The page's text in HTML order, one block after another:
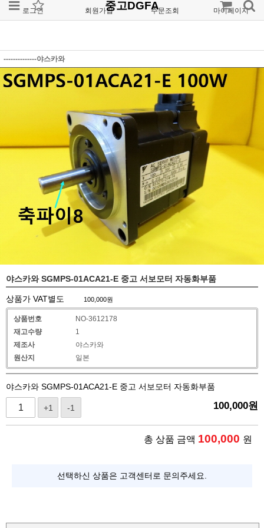
로그인 회원가입 주문조회 마이페이지
중고DGFA
--------------야스카와
야스카와 SGMPS-01ACA21-E 중고 서보모터 자동화부품
상품가 VAT별도 100,000원
상품번호
NO-3612178
재고수량
1
제조사
야스카와
원산지
일본
야스카와 SGMPS-01ACA21-E 중고 서보모터 자동화부품
+1 -1 100,000원
총 상품 금액 100,000 원
선택하신 상품은 고객센터로 문의주세요.